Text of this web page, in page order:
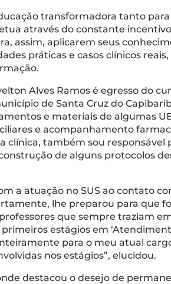
transformadora tanto
através do constante
assim, aplicarem seus
práticas e casos clínicos
Alves Ramos é egresso do
de Santa Cruz do
e materiais de algumas
e acompanhamento
clínica, também sou
de alguns protocolos
a atuação no SUS ao contato
lhe preparou para que
que sempre traziam
estágios em
para o meu atual
nos estágios”, elucidou.
destacou o desejo de